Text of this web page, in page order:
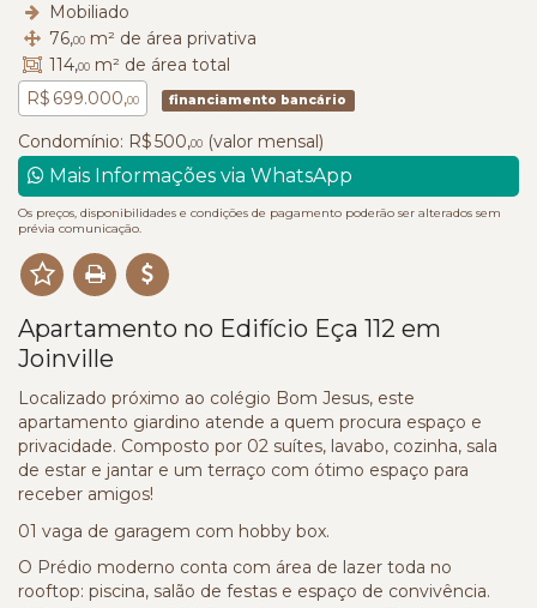
Mobiliado
76,00 m² de área privativa
114,00 m² de área total
R$ 699.000,00 financiamento bancário
Condomínio: R$ 500,00 (valor mensal)
Mais Informações via WhatsApp
Os preços, disponibilidades e condições de pagamento poderão ser alterados sem
prévia comunicação.
Apartamento no Edifício Eça 112 em
Joinville
Localizado próximo ao colégio Bom Jesus, este
apartamento giardino atende a quem procura espaço e
privacidade. Composto por 02 suítes, lavabo, cozinha, sala
de estar e jantar e um terraço com ótimo espaço para
receber amigos!
01 vaga de garagem com hobby box.
O Prédio moderno conta com área de lazer toda no
rooftop: piscina, salão de festas e espaço de convivência.